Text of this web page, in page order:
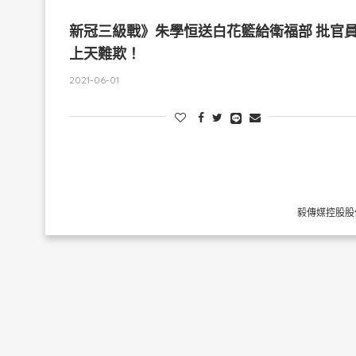
新冠三級戰》朱學恒送白花籃給衛福部 批官
上天難欺！
2021-06-01
毅傳媒控股